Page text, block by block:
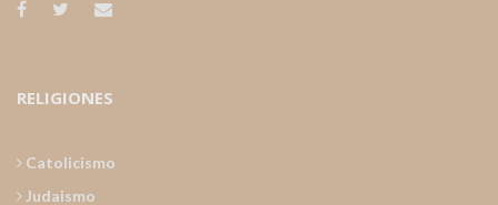
RELIGIONES
Catolicismo
Judaismo